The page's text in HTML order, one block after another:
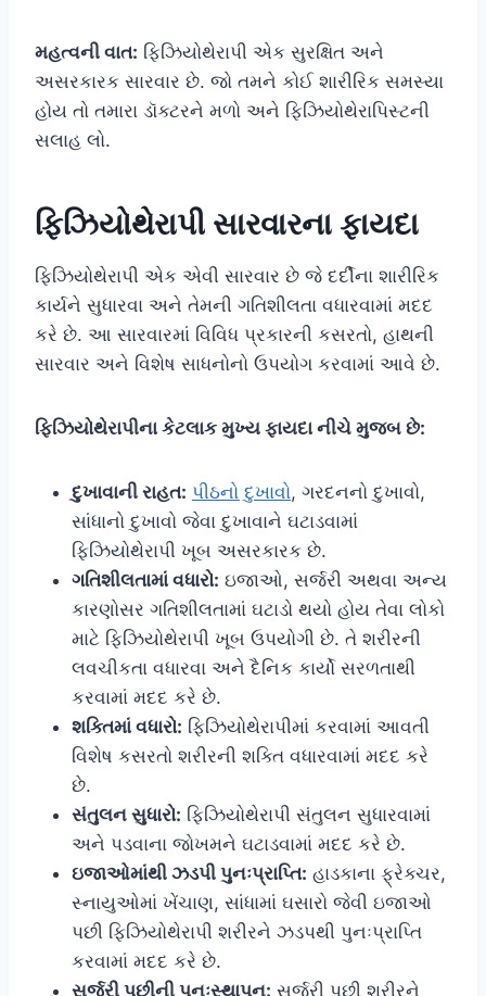
મહત્વની વાત: ફિઝિયોથેરાપી એક સુરક્ષિત અને
અસરકારક સારવાર છે. જો તમને કોઈ શારીરિક સમસ્યા
હોય તો તમારા ડૉક્ટરને મળો અને ફિઝિયોથેરાપિસ્ટની
સલાહ લો.
ફિઝિયોથેરાપી સારવારના ફાયદા
ફિઝિયોથેરાપી એક એવી સારવાર છે જે દર્દીના શારીરિક
કાર્યને સુધારવા અને તેમની ગતિશીલતા વધારવામાં મદદ
કરે છે. આ સારવારમાં વિવિધ પ્રકારની કસરતો, હાથની
સારવાર અને વિશેષ સાધનોનો ઉપયોગ કરવામાં આવે છે.
ફિઝિયોથેરાપીના કેટલાક મુખ્ય ફાયદા નીચે મુજબ છે:
દુખાવાની રાહત: પીઠનો દુખાવો, ગરદનનો દુખાવો,
સાંધાનો દુખાવો જેવા દુખાવાને ઘટાડવામાં
ફિઝિયોથેરાપી ખૂબ અસરકારક છે.
ગતિશીલતામાં વધારો: ઇજાઓ, સર્જરી અથવા અન્ય
કારણોસર ગતિશીલતામાં ઘટાડો થયો હોય તેવા લોકો
માટે ફિઝિયોથેરાપી ખૂબ ઉપયોગી છે. તે શરીરની
લવચીકતા વધારવા અને દૈનિક કાર્યો સરળતાથી
કરવામાં મદદ કરે છે.
શક્તિમાં વધારો: ફિઝિયોથેરાપીમાં કરવામાં આવતી
વિશેષ કસરતો શરીરની શક્તિ વધારવામાં મદદ કરે
છે.
સંતુલન સુધારો: ફિઝિયોથેરાપી સંતુલન સુધારવામાં
અને પડવાના જોખમને ઘટાડવામાં મદદ કરે છે.
ઇજાઓમાંથી ઝડપી પુનઃપ્રાપ્તિ: હાડકાના ફ્રેક્ચર,
સ્નાયુઓમાં ખેંચાણ, સાંધામાં ઘસારો જેવી ઇજાઓ
પછી ફિઝિયોથેરાપી શરીરને ઝડપથી પુનઃપ્રાપ્તિ
કરવામાં મદદ કરે છે.
સર્જરી પછીની પુનઃસ્થાપન: સર્જરી પછી શરીરને